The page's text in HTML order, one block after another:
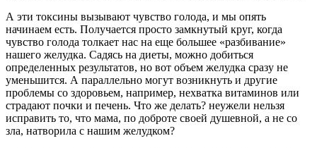
А эти токсины вызывают чувство голода, и мы опять
начинаем есть. Получается просто замкнутый круг, когда
чувство голода толкает нас на еще большее «разбивание»
нашего желудка. Садясь на диеты, можно добиться
определенных результатов, но вот объем желудка сразу не
уменьшится. А параллельно могут возникнуть и другие
проблемы со здоровьем, например, нехватка витаминов или
страдают почки и печень. Что же делать? неужели нельзя
исправить то, что мама, по доброте своей душевной, а не со
зла, натворила с нашим желудком?